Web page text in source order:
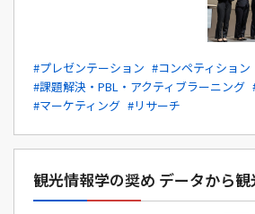
#プレゼンテーション #コンペティション
#課題解決・PBL・アクティブラーニング
#マーケティング #リサーチ
観光情報学の奨め データから